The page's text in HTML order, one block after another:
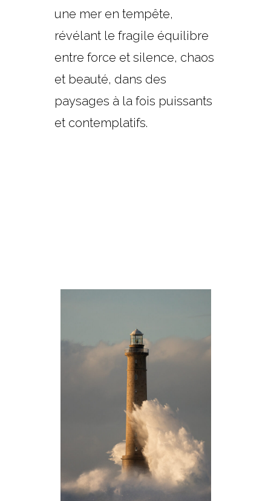
une mer en tempête,
révélant le fragile équilibre
entre force et silence, chaos
et beauté, dans des
paysages à la fois puissants
et contemplatifs.